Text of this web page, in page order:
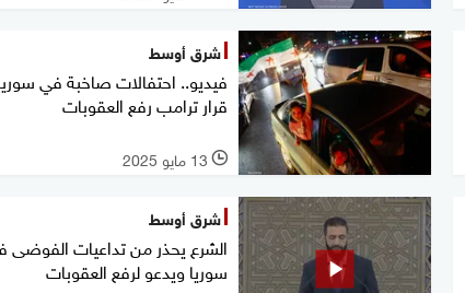
شرق أوسط
فيديو.. احتفالات صاخبة في
قرار ترامب رفع العقوبات
l 13 مايو 2025
شرق أوسط
الشرع يحذر من تداعيات الفوضى
سوريا ويدعو لرفع العقوبات